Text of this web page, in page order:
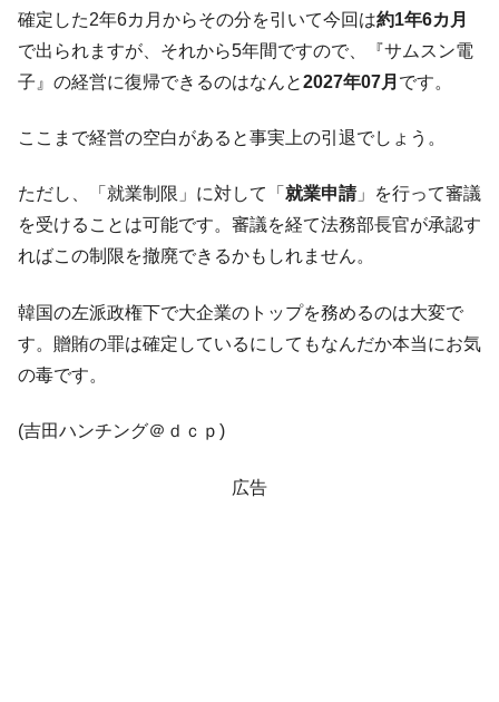
『Money1』
JPモルガン「韓国レバレッジETFの清算は
ほぼ終わった」
『Money1』
韓国『国民年金公団』株価暴落で200兆蒸
『Money1』
韓国政府「ニセＫ-ブランドを通報しようキ
『Money1』
韓国「橋が落ちました」⇒ 耐久性「なさす
ぎ」では。
『Money1』
韓国鉄鋼最大手『POSCO』ズブズブ沈む。
『Money1』
米国下院「韓国の公務員個人をターゲット
にぶん殴る法案」提出！⇒ クーパン問題は合衆国企業に対
する差別。許してはおかぬ
他人事のような発言。
業績「史上最高益」当期純利益は前年同期比13.4倍に。
確定した2年6カ月からその分を引いて今回は約1年6カ月
で出られますが、それから5年間ですので、『サムスン電
子』の経営に復帰できるのはなんと2027年07月 です。
ここまで経営の空白があると事実上の引退でしょう。
ただし、「就業制限」に対して「 就業申請」を行って審議
を受けることは可能です。審議を経て法務部長官が承認す
ればこの制限を撤廃できるかもしれません。
韓国の左派政権下で大企業のトップを務めるのは大変で
す。贈賄の罪は確定しているにしてもなんだか本当にお気
の毒です。
(吉田ハンチング＠ｄｃｐ)
広告